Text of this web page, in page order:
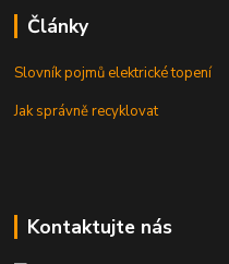
Články
Slovník pojmů elektrické topení
Jak správně recyklovat
Kontaktujte nás